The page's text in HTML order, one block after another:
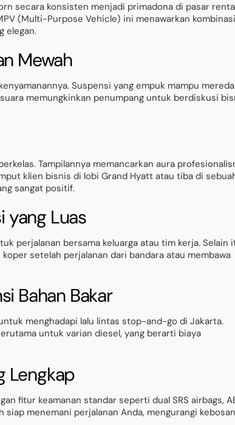
secara konsisten menjadi primadona di pasar
(Multi-Purpose Vehicle) ini menawarkan kombinasi
elegan.
Mewah
Suspensi yang empuk mampu
memungkinkan penumpang untuk berdiskusi
Tampilannya memancarkan aura
klien bisnis di lobi Grand Hyatt atau tiba di
sangat positif.
yang Luas
perjalanan bersama keluarga atau tim kerja. Selain
setelah perjalanan dari bandara atau membawa
Bahan Bakar
menghadapi lalu lintas stop-and-go di Jakarta.
untuk varian diesel, yang berarti biaya
Lengkap
fitur keamanan standar seperti dual SRS airbags,
menemani perjalanan Anda, mengurangi